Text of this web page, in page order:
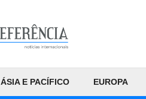
ÁSIA E PACÍFICO EUROPA